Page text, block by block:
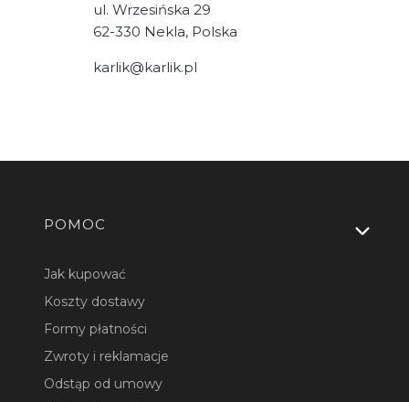
ul. Wrzesińska 29
62-330 Nekla, Polska
karlik@karlik.pl
Linki w stopce
POMOC
Jak kupować
Koszty dostawy
Formy płatności
Zwroty i reklamacje
Odstąp od umowy